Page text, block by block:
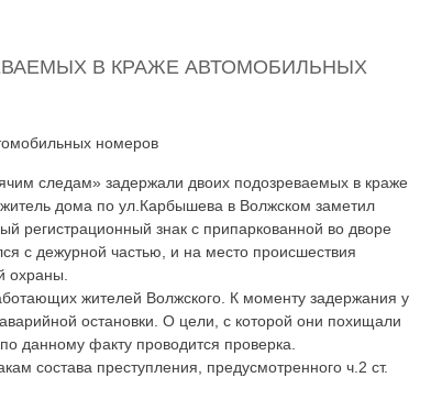
В КРАЖЕ АВТОМОБИЛЬНЫХ
следам» задержали двоих подозреваемых в краже
дома по ул.Карбышева в Волжском заметил
регистрационный знак с припаркованной во дворе
с дежурной частью, и на место происшествия
охраны.
жителей Волжского. К моменту задержания у
остановки. О цели, с которой они похищали
данному факту проводится проверка.
состава преступления, предусмотренного ч.2 ст.